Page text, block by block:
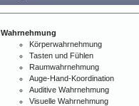
Wahrnehmung
Körperwahrnehmung
Tasten und Fühlen
Raumwahrnehmung
Auge-Hand-Koordination
Auditive Wahrnehmung
Visuelle Wahrnehmung